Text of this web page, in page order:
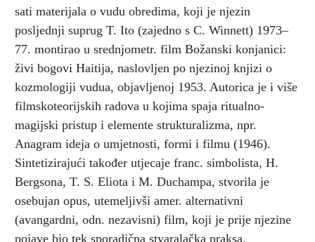
sati materijala o vudu obredima, koji je njezin
posljednji suprug T. Ito (zajedno s C. Winnett) 1973–
77. montirao u srednjometr. film Božanski konjanici:
živi bogovi Haitija, naslovljen po njezinoj knjizi o
kozmologiji vudua, objavljenoj 1953. Autorica je i više
filmskoteorijskih radova u kojima spaja ritualno-
magijski pristup i elemente strukturalizma, npr.
Anagram ideja o umjetnosti, formi i filmu (1946).
Sintetizirajući također utjecaje franc. simbolista, H.
Bergsona, T. S. Eliota i M. Duchampa, stvorila je
osebujan opus, utemeljivši amer. alternativni
(avangardni, odn. nezavisni) film, koji je prije njezine
pojave bio tek sporadična stvaralačka praksa.